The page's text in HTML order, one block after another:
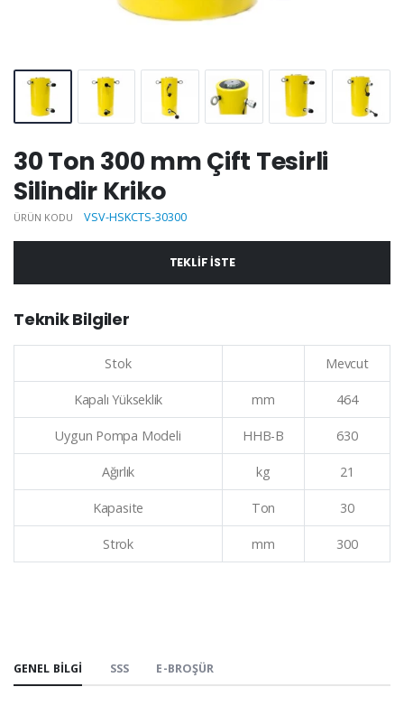
30 Ton 300 mm Çift Tesirli
Silindir Kriko
ÜRÜN KODU VSV-HSKCTS-30300
TEKLIF ISTE
Teknik Bilgiler
Stok Mevcut
Kapalı Yükseklik mm 464
Uygun Pompa Modeli HHB-B 630
Ağırlık kg 21
Kapasite Ton 30
Strok mm 300
GENEL BILGI SSS E-BROŞÜR